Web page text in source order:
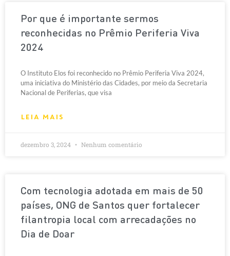
Por que é importante sermos
reconhecidas no Prêmio Periferia Viva
2024
O Instituto Elos foi reconhecido no Prêmio Periferia Viva 2024,
uma iniciativa do Ministério das Cidades, por meio da Secretaria
Nacional de Periferias, que visa
LEIA MAIS
dezembro 3, 2024 Nenhum comentário
Com tecnologia adotada em mais de 50
países, ONG de Santos quer fortalecer
filantropia local com arrecadações no
Dia de Doar